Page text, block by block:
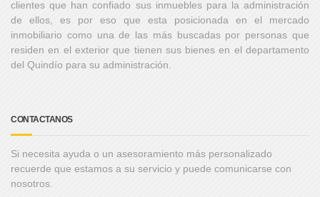
clientes que han confiado sus inmuebles para la administración
de ellos, es por eso que esta posicionada en el mercado
inmobiliario como una de las más buscadas por personas que
residen en el exterior que tienen sus bienes en el departamento
del Quindío para su administración.
CONTACTANOS
Si necesita ayuda o un asesoramiento más personalizado
recuerde que estamos a su servicio y puede comunicarse con
nosotros.